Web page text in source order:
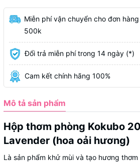
Miễn phí vận chuyển cho đơn
500k
Đổi trả miễn phí trong 14 ngày (*)
Cam kết chính hãng 100%
Mô tả sản phẩm
Hộp thơm phòng Kokubo
Lavender (hoa oải hương)
Là sản phẩm khử mùi và tạo hương